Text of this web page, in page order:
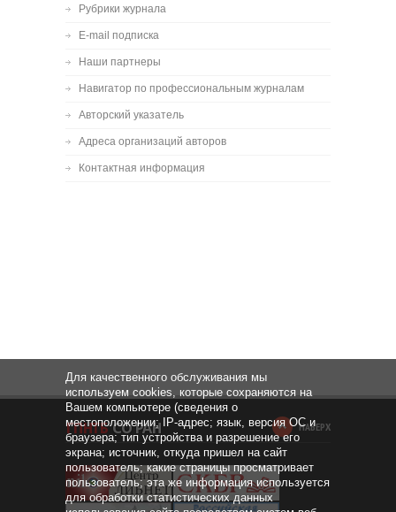
Рубрики журнала
E-mail подписка
Наши партнеры
Навигатор по профессиональным журналам
Авторский указатель
Адреса организаций авторов
Контактная информация
НАВЕРХ
Для качественного обслуживания мы
используем cookies, которые сохраняются на
Вашем компьютере (сведения о
местоположении; IP-адрес; язык, версия ОС и
браузера; тип устройства и разрешение его
экрана; источник, откуда пришел на сайт
пользователь; какие страницы просматривает
пользователь; эта же информация используется
для обработки статистических данных